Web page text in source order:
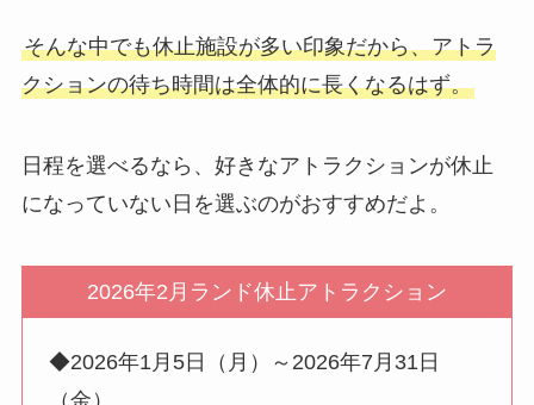
そんな中でも休止施設が多い印象だから、アトラ
クションの待ち時間は全体的に長くなるはず。
日程を選べるなら、好きなアトラクションが休止
になっていない日を選ぶのがおすすめだよ。
2026年2月ランド休止アトラクション
◆2026年1月5日（月）～2026年7月31日